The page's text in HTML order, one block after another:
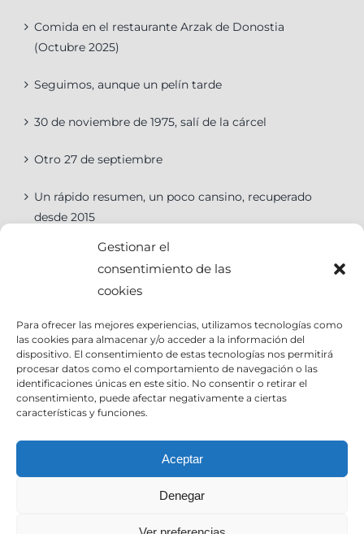
Gestionar el
consentimiento de las
cookies
Para ofrecer las mejores experiencias, utilizamos tecnologías como
las cookies para almacenar y/o acceder a la información del
dispositivo. El consentimiento de estas tecnologías nos permitirá
procesar datos como el comportamiento de navegación o las
identificaciones únicas en este sitio. No consentir o retirar el
consentimiento, puede afectar negativamente a ciertas
características y funciones.
Aceptar
Denegar
Comida en el restaurante Arzak de Donostia
(Octubre 2025)
Seguimos, aunque un pelín tarde
30 de noviembre de 1975, salí de la cárcel
Otro 27 de septiembre
Un rápido resumen, un poco cansino, recuperado
desde 2015
Categorías
Categorías
Contact Info
info@joseantoniocruz.com
web y posicionamiento pamplona: EOSERON.es